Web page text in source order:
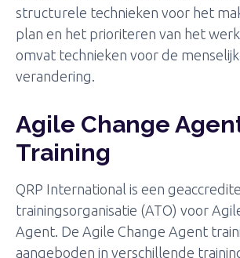
structurele technieken voor het
plan en het prioriteren van het
omvat technieken voor de
verandering.
Agile Change
Training
QRP International is een
trainingsorganisatie (ATO) voor
Agent. De Agile Change Agent
aangeboden in verschillende